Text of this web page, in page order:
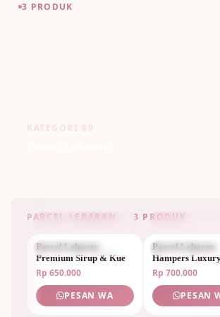
3 PRODUK
KATEGORI 09
PARCEL LEBARAN · 3 PRODUK
PARCEL LEBARAN
Parcel Lebaran
Premium Sirup & Kue
Rp 650.000
PESAN WA
PARCEL
Parcel Lebaran
Hampers
Rp 700.000
PESAN